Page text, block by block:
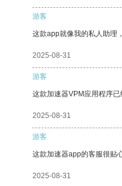
游客
这款app就像我的私人助理
2025-08-31
游客
这款加速器VPM应用程序
2025-08-31
游客
这款加速器app的客服很贴
2025-08-31